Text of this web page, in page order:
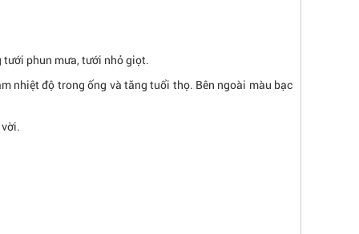
tưới phun mưa, tưới nhỏ giọt.
nhiệt độ trong ống và tăng tuổi thọ. Bên ngoài màu bạc